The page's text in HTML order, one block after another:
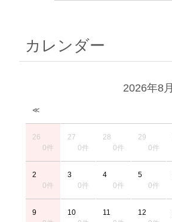
カレンダー
2026年8月
≪
26
0件
27
0件
28
0件
29
0件
2
0件
3
0件
4
0件
5
0件
9
10
11
12